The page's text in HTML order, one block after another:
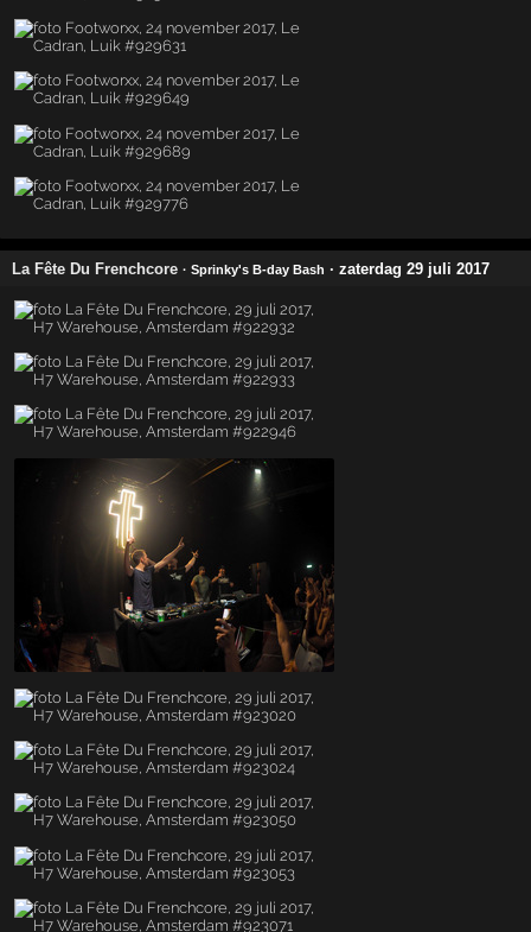
La Fête Du Frenchcore · Sprinky's B-day Bash · zaterdag 29 juli 2017